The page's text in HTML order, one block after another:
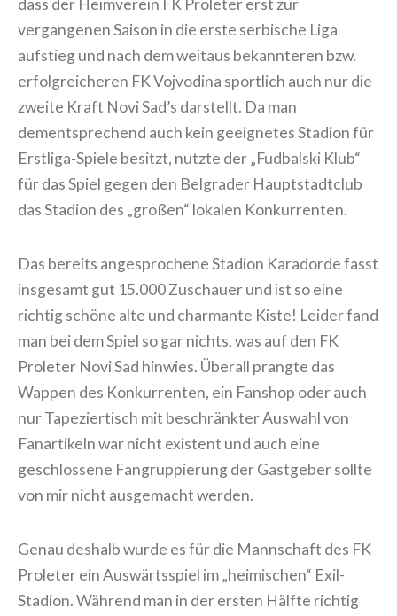
dass der Heimverein FK Proleter erst zur
vergangenen Saison in die erste serbische Liga
aufstieg und nach dem weitaus bekannteren bzw.
erfolgreicheren FK Vojvodina sportlich auch nur die
zweite Kraft Novi Sad’s darstellt. Da man
dementsprechend auch kein geeignetes Stadion für
Erstliga-Spiele besitzt, nutzte der „Fudbalski Klub“
für das Spiel gegen den Belgrader Hauptstadtclub
das Stadion des „großen“ lokalen Konkurrenten.
Das bereits angesprochene Stadion Karadorde fasst
insgesamt gut 15.000 Zuschauer und ist so eine
richtig schöne alte und charmante Kiste! Leider fand
man bei dem Spiel so gar nichts, was auf den FK
Proleter Novi Sad hinwies. Überall prangte das
Wappen des Konkurrenten, ein Fanshop oder auch
nur Tapeziertisch mit beschränkter Auswahl von
Fanartikeln war nicht existent und auch eine
geschlossene Fangruppierung der Gastgeber sollte
von mir nicht ausgemacht werden.
Genau deshalb wurde es für die Mannschaft des FK
Proleter ein Auswärtsspiel im „heimischen“ Exil-
Stadion. Während man in der ersten Hälfte richtig